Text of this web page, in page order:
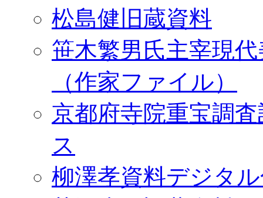
松島健旧蔵資料
笹木繁男氏主宰現
（作家ファイル）
京都府寺院重宝調
ス
柳澤孝資料デジタ